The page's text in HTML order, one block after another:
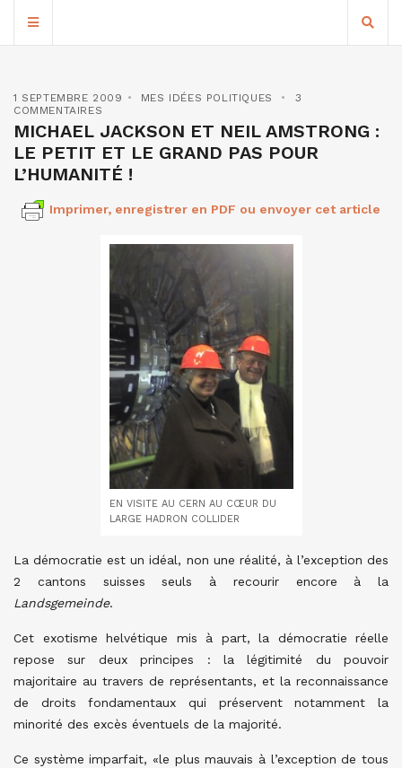
1 SEPTEMBRE 2009 MES IDÉES POLITIQUES
3
COMMENTAIRES
MICHAEL JACKSON ET NEIL AMSTRONG :
LE PETIT ET LE GRAND PAS POUR
L’HUMANITÉ !
Imprimer, enregistrer en PDF ou envoyer cet article
EN VISITE AU CERN AU CŒUR DU
LARGE HADRON COLLIDER
La démocratie est un idéal, non une réalité, à l’exception des
2 cantons suisses seuls à recourir encore à la
Landsgemeinde.
Cet exotisme helvétique mis à part, la démocratie réelle
repose sur deux principes : la légitimité du pouvoir
majoritaire au travers de représentants, et la reconnaissance
de droits fondamentaux qui préservent notamment la
minorité des excès éventuels de la majorité.
Ce système imparfait, «le plus mauvais à l’exception de tous